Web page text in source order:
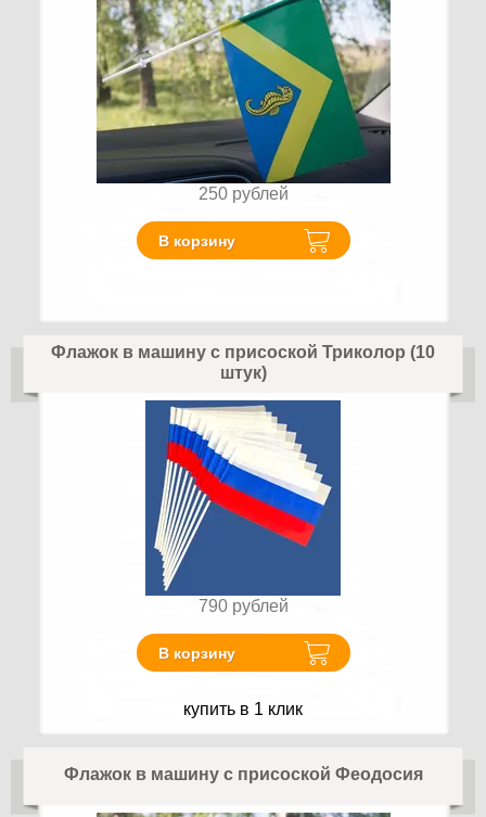
250 рублей
В корзину
Флажок в машину с присоской Триколор (10
штук)
790 рублей
В корзину
купить в 1 клик
Флажок в машину с присоской Феодосия